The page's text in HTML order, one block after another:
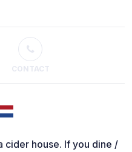
CONTACT
cider house. If you dine /